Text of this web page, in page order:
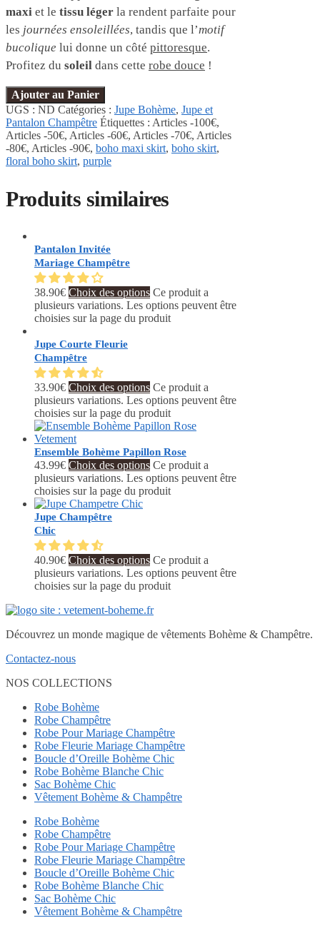
maxi et le tissu léger la rendent parfaite pour
les journées ensoleillées, tandis que l’motif
bucolique lui donne un côté pittoresque.
Profitez du soleil dans cette robe douce !
Ajouter au Panier
UGS : ND Catégories : Jupe Bohème, Jupe et
Pantalon Champêtre Étiquettes : Articles -100€,
Articles -50€, Articles -60€, Articles -70€, Articles
-80€, Articles -90€, boho maxi skirt, boho skirt,
floral boho skirt, purple
Produits similaires
Pantalon Invitée
Mariage Champêtre
38.90€ Choix des options Ce produit a
plusieurs variations. Les options peuvent être
choisies sur la page du produit
Jupe Courte Fleurie
Champêtre
33.90€ Choix des options Ce produit a
plusieurs variations. Les options peuvent être
choisies sur la page du produit
Ensemble Bohème Papillon Rose
43.99€ Choix des options Ce produit a
plusieurs variations. Les options peuvent être
choisies sur la page du produit
Jupe Champêtre
Chic
40.90€ Choix des options Ce produit a
plusieurs variations. Les options peuvent être
choisies sur la page du produit
Découvrez un monde magique de vêtements Bohème & Champêtre.
Contactez-nous
NOS COLLECTIONS
Robe Bohème
Robe Champêtre
Robe Pour Mariage Champêtre
Robe Fleurie Mariage Champêtre
Boucle d’Oreille Bohème Chic
Robe Bohème Blanche Chic
Sac Bohème Chic
Vêtement Bohème & Champêtre
Robe Bohème
Robe Champêtre
Robe Pour Mariage Champêtre
Robe Fleurie Mariage Champêtre
Boucle d’Oreille Bohème Chic
Robe Bohème Blanche Chic
Sac Bohème Chic
Vêtement Bohème & Champêtre